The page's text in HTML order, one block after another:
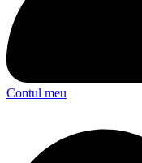
Contul meu